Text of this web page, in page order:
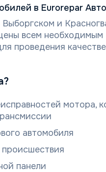
в Eurorepar
и
всем необходимым
проведения
мотора,
автомобиля
панели